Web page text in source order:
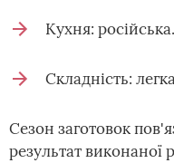
Кухня: російська.
Складність:
Сезон заготовок
результат виконаної